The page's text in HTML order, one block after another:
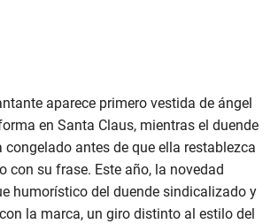
aparece primero vestida de ángel
en Santa Claus, mientras el duende
congelado antes de que ella restablezca
con su frase. Este año, la novedad
humorístico del duende sindicalizado y
la marca, un giro distinto al estilo del